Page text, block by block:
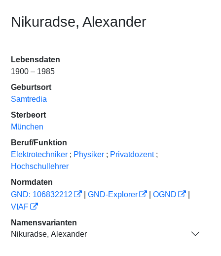
Nikuradse, Alexander
Lebensdaten
1900 – 1985
Geburtsort
Samtredia
Sterbeort
München
Beruf/Funktion
Elektrotechniker ; Physiker ; Privatdozent ;
Hochschullehrer
Normdaten
GND: 106832212
GND-Explorer OGND
VIAF
Namensvarianten
Nikuradse, Alexander